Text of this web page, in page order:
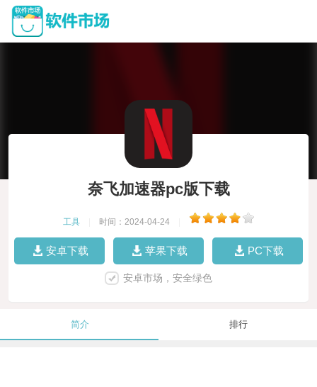
奈飞加速器pc版下载
工具 时间：2024-04-24
安卓下载 苹果下载 PC下载
安卓市场，安全绿色
简介 排行